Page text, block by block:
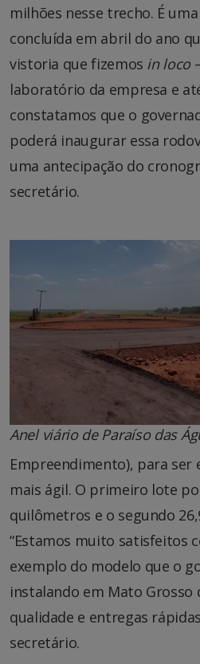
milhões nesse trecho. É
concluída em abril do ano
vistoria que fizemos in loco
laboratório da empresa e
constatamos que o
poderá inaugurar essa
uma antecipação do
secretário.
Anel viário de Paraíso das
Empreendimento), para ser
mais ágil. O primeiro lote
quilômetros e o segundo
“Estamos muito satisfeitos
exemplo do modelo que o
instalando em Mato Grosso
qualidade e entregas
secretário.